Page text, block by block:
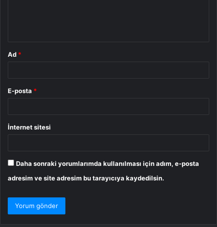
Ad *
E-posta *
İnternet sitesi
Daha sonraki yorumlarımda kullanılması için adım, e-posta
adresim ve site adresim bu tarayıcıya kaydedilsin.